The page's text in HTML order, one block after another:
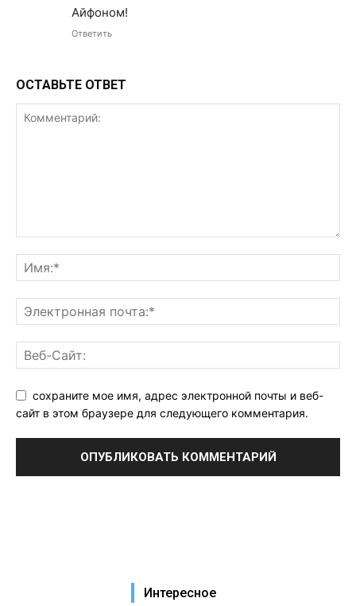
Айфоном!
Ответить
ОСТАВЬТЕ ОТВЕТ
сохраните мое имя, адрес электронной почты и веб-
сайт в этом браузере для следующего комментария.
Интересное